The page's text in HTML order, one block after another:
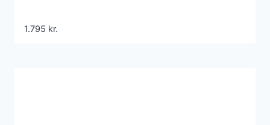
1.795 kr.